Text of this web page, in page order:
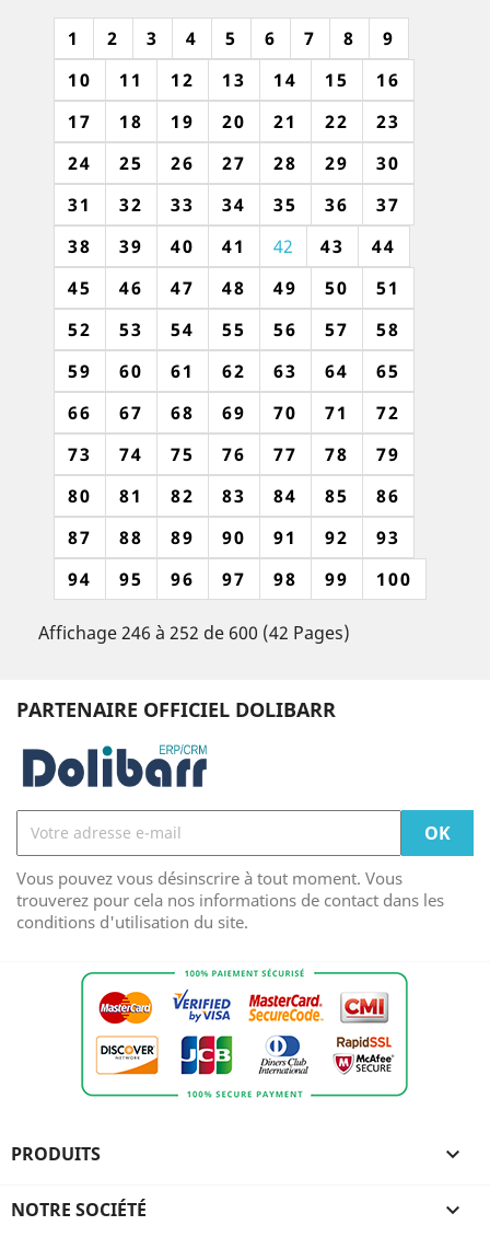
1 2 3 4 5 6 7 8
9
10
11 12 13 14 15
16
17
18 19 20 21 22
23
24
25 26 27 28 29
30
31
32 33 34 35 36
37
38
39 40 41 42 43
44
45
46 47 48 49 50
51
52
53 54 55 56 57
58
59
60 61 62 63 64
65
66
67 68 69 70 71
72
73
74 75 76 77 78
79
80
81 82 83 84 85
86
87
88 89 90 91 92
93
94
95 96 97 98 99 100
Affichage 246 à 252 de 600 (42 Pages)
PARTENAIRE OFFICIEL DOLIBARR
Vous pouvez vous désinscrire à tout moment. Vous
trouverez pour cela nos informations de contact dans les
conditions d'utilisation du site.
PRODUITS 
NOTRE SOCIÉTÉ 